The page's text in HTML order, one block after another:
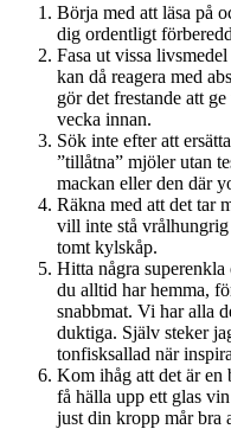
Börja med att läsa på
dig ordentligt
Fasa ut vissa
kan då reagera med
gör det frestande att
vecka innan.
Sök inte efter att
”tillåtna” mjöler utan
mackan eller den där
Räkna med att det tar
vill inte stå
tomt kylskåp.
Hitta några superenkla
du alltid har hemma,
snabbmat. Vi har alla
duktiga. Själv steker
tonfisksallad när
Kom ihåg att det är en
få hälla upp ett glas
just din kropp mår bra